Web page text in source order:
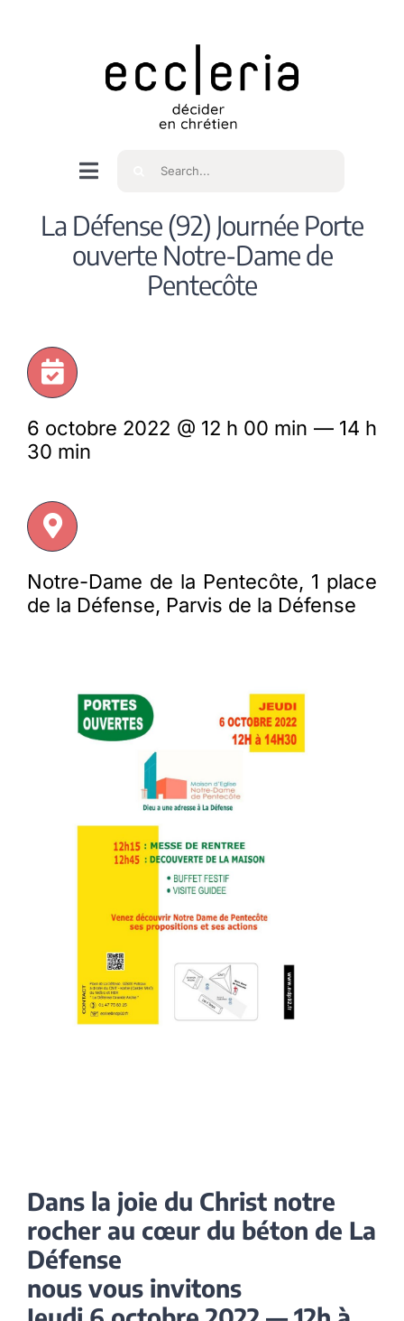
Navigation
bascule
Accueil
Qui sommes nous ?
Intéressés
Spiritualité
Membres
L’actu
Nous soutenir
Rechercher
La Défense (92) Journée Porte
ouverte Notre-Dame de
Pentecôte
6 octobre 2022 @ 12 h 00 min — 14 h
30 min
Notre-Dame de la Pentecôte, 1 place
de la Défense, Parvis de la Défense
Dans la joie du Christ notre
rocher au cœur du béton de La
Défense
nous vous invitons